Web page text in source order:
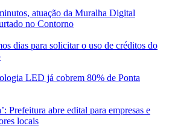
atuação da Muralha Digital
no Contorno
dias para solicitar o uso de créditos do
LED já cobrem 80% de Ponta
Prefeitura abre edital para empresas e
locais